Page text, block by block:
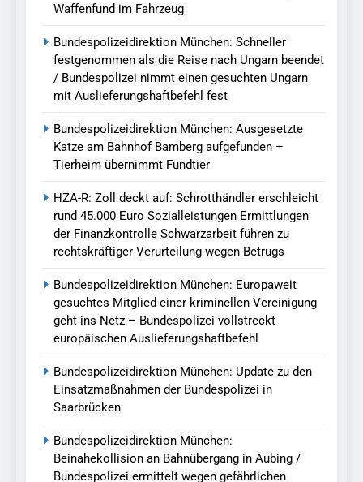
Waffenfund im Fahrzeug
Bundespolizeidirektion München: Schneller
festgenommen als die Reise nach Ungarn beendet
/ Bundespolizei nimmt einen gesuchten Ungarn
mit Auslieferungshaftbefehl fest
Bundespolizeidirektion München: Ausgesetzte
Katze am Bahnhof Bamberg aufgefunden –
Tierheim übernimmt Fundtier
HZA-R: Zoll deckt auf: Schrotthändler erschleicht
rund 45.000 Euro Sozialleistungen Ermittlungen
der Finanzkontrolle Schwarzarbeit führen zu
rechtskräftiger Verurteilung wegen Betrugs
Bundespolizeidirektion München: Europaweit
gesuchtes Mitglied einer kriminellen Vereinigung
geht ins Netz – Bundespolizei vollstreckt
europäischen Auslieferungshaftbefehl
Bundespolizeidirektion München: Update zu den
Einsatzmaßnahmen der Bundespolizei in
Saarbrücken
Bundespolizeidirektion München:
Beinahekollision an Bahnübergang in Aubing /
Bundespolizei ermittelt wegen gefährlichen